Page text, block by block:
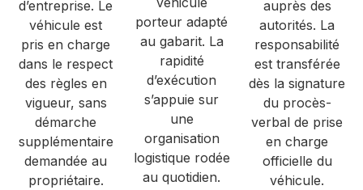
d’entreprise. Le
véhicule est
pris en charge
dans le respect
des règles en
vigueur, sans
démarche
supplémentaire
demandée au
propriétaire.
porteur adapté
au gabarit. La
rapidité
d’exécution
s’appuie sur
une
organisation
logistique rodée
au quotidien.
auprès des
autorités. La
responsabilité
est transférée
dès la signature
du procès-
verbal de prise
en charge
officielle du
véhicule.